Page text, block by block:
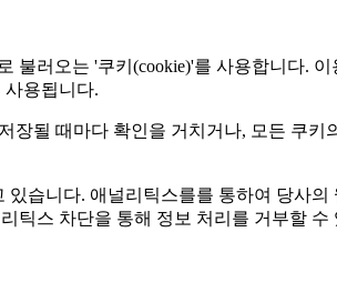
러오는 '쿠키(cookie)'를 사용합니다.
사용됩니다.
장될 때마다 확인을 거치거나, 모든 쿠
습니다. 애널리틱스를를 통하여 당사
틱스 차단을 통해 정보 처리를 거부할 수